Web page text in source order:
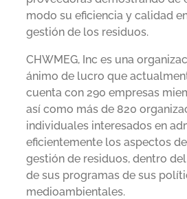
modo su eficiencia y calidad
gestión de los residuos.
CHWMEG, Inc es una
ánimo de lucro que
cuenta con 290 empresas
así como más de 820
individuales interesados en
eficientemente los aspectos
gestión de residuos, dentro
de sus programas de sus
medioambientales.